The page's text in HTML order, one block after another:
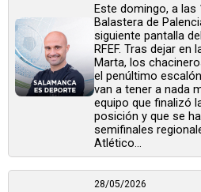
Este domingo, a las
Balastera de
siguiente pantalla
RFEF. Tras dejar en
Marta, los
el penúltimo
van a tener a nada
equipo que finalizó
posición y que se
semifinales
Atlético...
28/05/2026